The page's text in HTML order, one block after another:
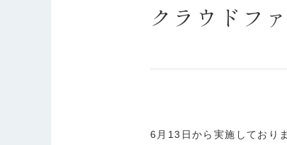
クラウドフ
6 月 13 日から実施しており